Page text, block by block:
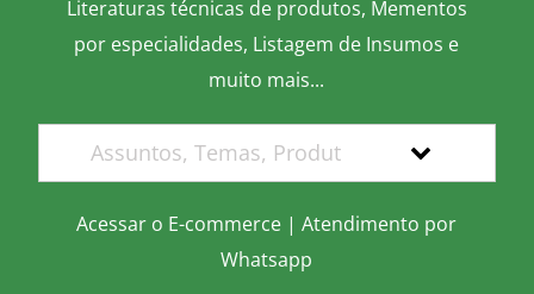
Literaturas técnicas de produtos, Mementos
por especialidades, Listagem de Insumos e
muito mais...
Acessar o E-commerce |Atendimento por
Whatsapp